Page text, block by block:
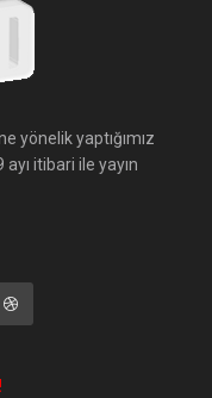
yönelik yaptığımız
itibari ile yayın